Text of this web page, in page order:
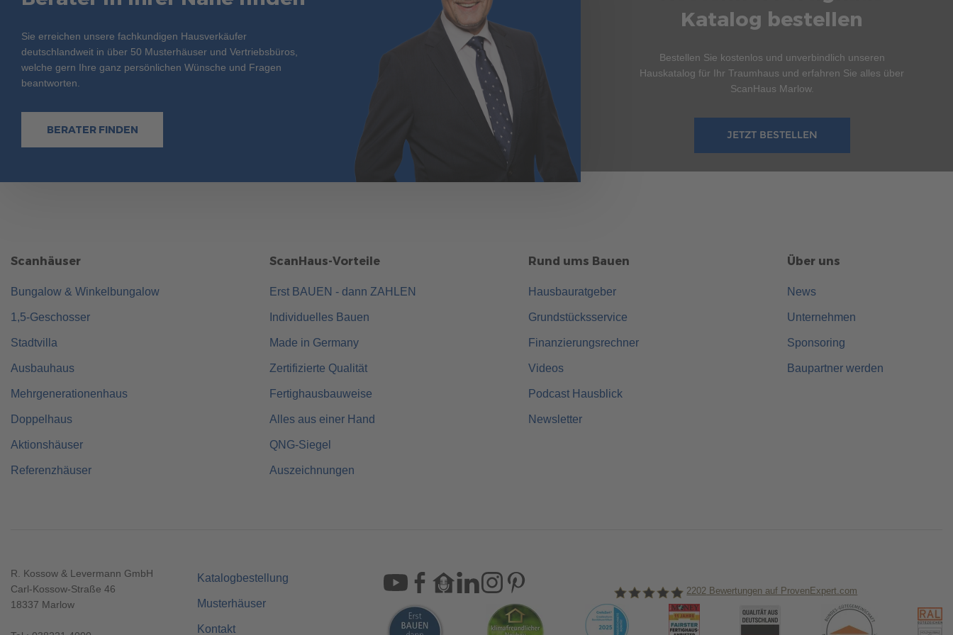
Sie erreichen unsere fachkundigen Hausverkäufer
deutschlandweit in über 50 Musterhäuser und Vertriebsbüros,
welche gern Ihre ganz persönlichen Wünsche und Fragen
beantworten.
BERATER FINDEN
Katalog bestellen
Bestellen Sie kostenlos und unverbindlich unseren
Hauskatalog für Ihr Traumhaus und erfahren Sie alles über
ScanHaus Marlow.
JETZT BESTELLEN
Scanhäuser
Bungalow & Winkelbungalow
1,5-Geschosser
Stadtvilla
Ausbauhaus
Mehrgenerationenhaus
Doppelhaus
Aktionshäuser
Referenzhäuser
ScanHaus-Vorteile
Erst BAUEN - dann ZAHLEN
Individuelles Bauen
Made in Germany
Zertifizierte Qualität
Fertighausbauweise
Alles aus einer Hand
QNG-Siegel
Auszeichnungen
Rund ums Bauen
Hausbauratgeber
Grundstücksservice
Finanzierungsrechner
Videos
Podcast Hausblick
Newsletter
Über uns
News
Unternehmen
Sponsoring
Baupartner werden
R. Kossow & Levermann GmbH
Carl-Kossow-Straße 46
18337 Marlow
Katalogbestellung
Musterhäuser
Kontakt
2202 Bewertungen auf ProvenExpert.com